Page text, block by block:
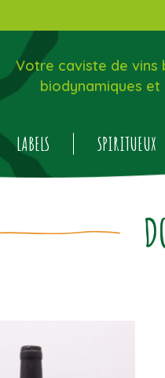
Votre caviste de vins
biodynamiques et
LABELS SPIRITUEUX